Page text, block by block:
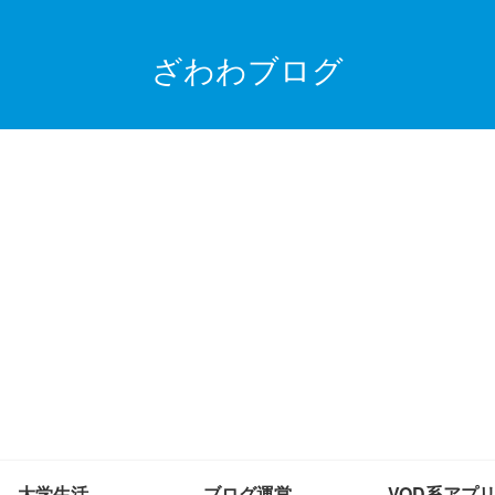
ざわわブログ